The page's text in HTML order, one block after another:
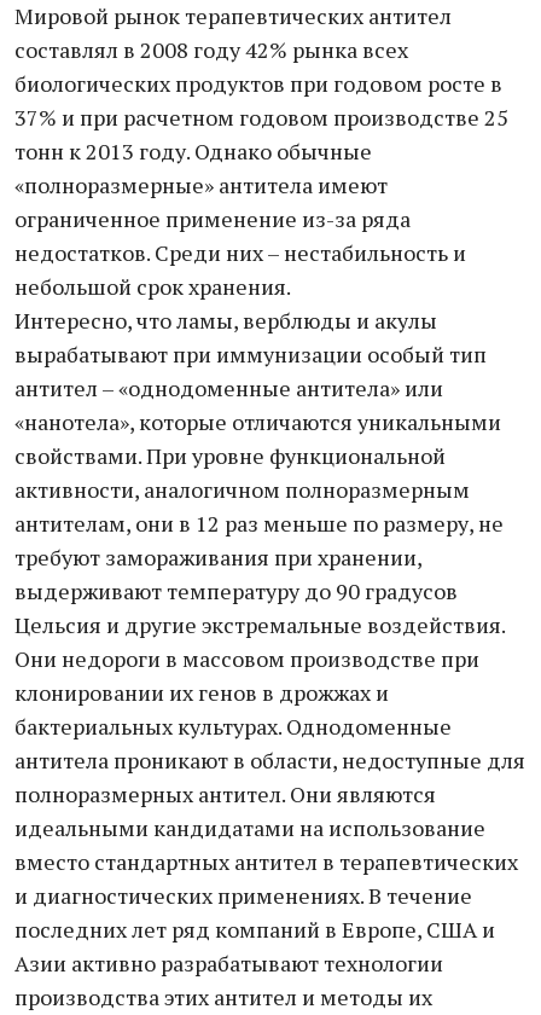
Мировой рынок терапевтических антител
составлял в 2008 году 42% рынка всех
биологических продуктов при годовом росте в
37% и при расчетном годовом производстве 25
тонн к 2013 году. Однако обычные
«полноразмерные» антитела имеют
ограниченное применение из-за ряда
недостатков. Среди них – нестабильность и
небольшой срок хранения.
Интересно, что ламы, верблюды и акулы
вырабатывают при иммунизации особый тип
антител – «однодоменные антитела» или
«нанотела», которые отличаются уникальными
свойствами. При уровне функциональной
активности, аналогичном полноразмерным
антителам, они в 12 раз меньше по размеру, не
требуют замораживания при хранении,
выдерживают температуру до 90 градусов
Цельсия и другие экстремальные воздействия.
Они недороги в массовом производстве при
клонировании их генов в дрожжах и
бактериальных культурах. Однодоменные
антитела проникают в области, недоступные для
полноразмерных антител. Они являются
идеальными кандидатами на использование
вместо стандартных антител в терапевтических
и диагностических применениях. В течение
последних лет ряд компаний в Европе, США и
Азии активно разрабатывают технологии
производства этих антител и методы их